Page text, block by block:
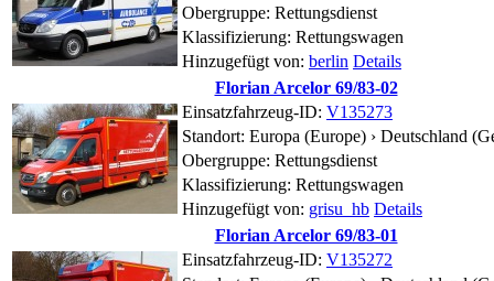
Obergruppe: Rettungsdienst
Klassifizierung: Rettungswagen
Hinzugefügt von: berlin Details
Florian Arcelor 69/83-02
Einsatzfahrzeug-ID: V135273
Standort: Europa (Europe) › Deutschland
Obergruppe: Rettungsdienst
Klassifizierung: Rettungswagen
Hinzugefügt von: grisu_hb Details
Florian Arcelor 69/83-01
Einsatzfahrzeug-ID: V135272